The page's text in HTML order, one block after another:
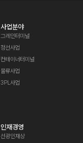
사업분야
그레인터미널
정선사업
컨테이너터미널
물류사업
3PL사업
인재경영
선광인재상